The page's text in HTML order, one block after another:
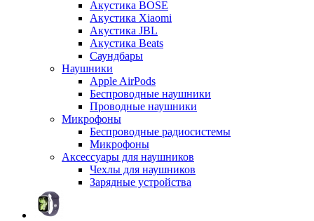
Акустика BOSE
Акустика Xiaomi
Акустика JBL
Акустика Beats
Саундбары
Наушники
Apple AirPods
Беспроводные наушники
Проводные наушники
Микрофоны
Беспроводные радиосистемы
Микрофоны
Аксессуары для наушников
Чехлы для наушников
Зарядные устройства